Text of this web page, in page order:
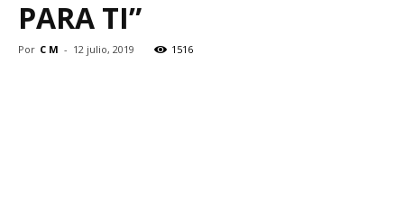
PARA TI”
Por C M - 12 julio, 2019 1516